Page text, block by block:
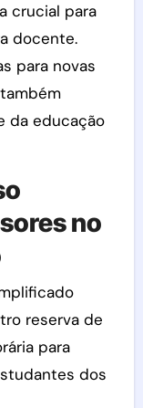
crucial para
docente.
para novas
da educação
no
reserva de
para
dos